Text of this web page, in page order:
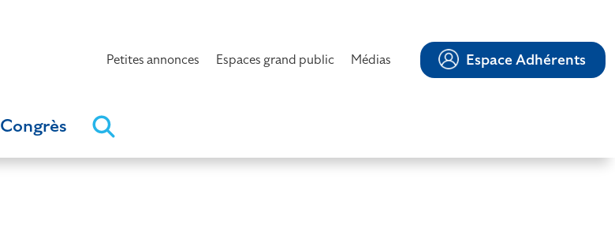
Petites annonces Espaces grand public Médias Espace Adhérents
Congrès